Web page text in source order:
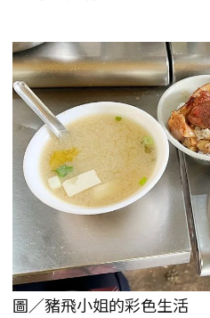
圖／豬飛小姐的彩色生活